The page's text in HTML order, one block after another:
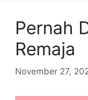
Pernah
Remaja
November 27,